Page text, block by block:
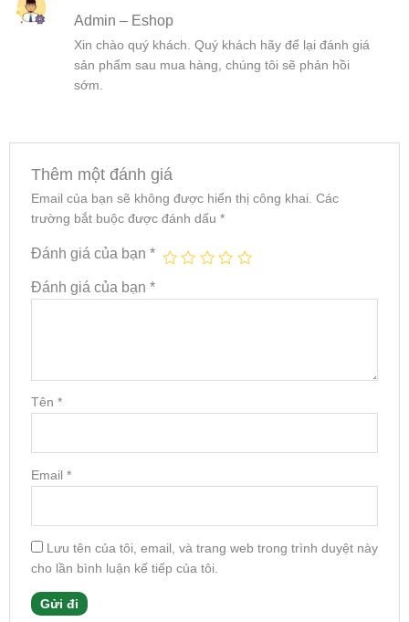
hạng55
Admin – Eshop
Xin chào quý khách. Quý khách hãy để lại đánh giá
sản phẩm sau mua hàng, chúng tôi sẽ phản hồi
sớm.
Thêm một đánh giá
Email của bạn sẽ không được hiển thị công khai. Các
trường bắt buộc được đánh dấu *
Đánh giá của bạn *
Đánh giá của bạn *
Tên *
Email *
Lưu tên của tôi, email, và trang web trong trình duyệt này
cho lần bình luận kế tiếp của tôi.